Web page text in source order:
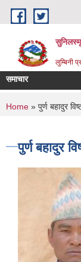
Skip to main content
लुम्बिनी
समाचार
You are
Home » पुर्ण बहादुर
पुर्ण बहादुर